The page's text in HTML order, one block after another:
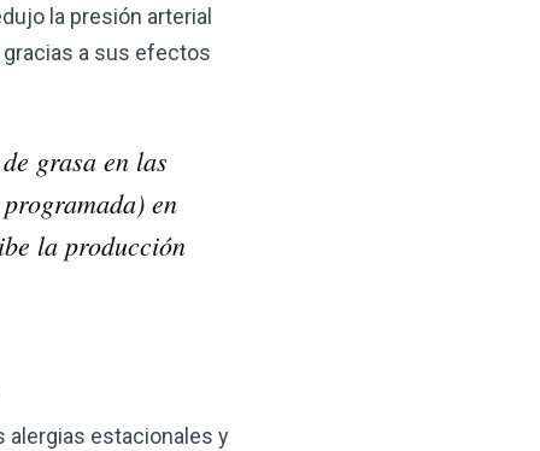
la presión arterial
a sus efectos
grasa en las
en
la producción
alergias estacionales y